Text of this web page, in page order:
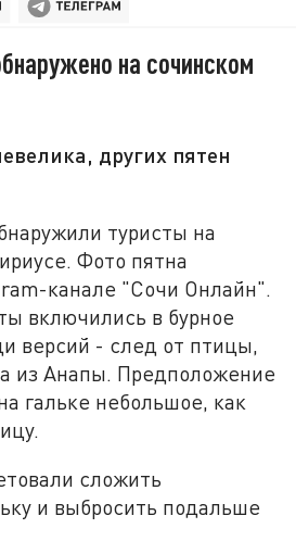
на сочинском
других пятен
туристы на
Фото пятна
канале "Сочи Онлайн".
включились в бурное
версий - след от птицы,
из Анапы. Предположение
гальке небольшое, как
сложить
и выбросить подальше